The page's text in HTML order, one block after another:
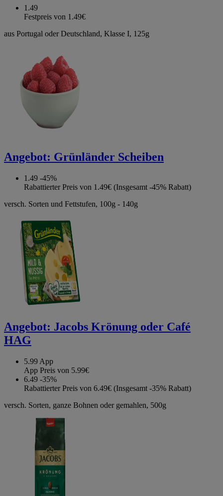
1.49
Festpreis von 1.49€
aus Portugal oder Deutschland, Klasse I, 125g
Angebot: Grünländer Scheiben
1.49 -45%
Rabattierter Preis von 1.49€ (Insgesamt -45% Rabatt)
versch. Sorten und Fettstufen, 100g - 140g
Angebot: Jacobs Krönung oder Café
HAG
5.99 App
App Preis von 5.99€
6.49 -35%
Rabattierter Preis von 6.49€ (Insgesamt -35% Rabatt)
versch. Sorten, ganze Bohnen oder gemahlen, 500g